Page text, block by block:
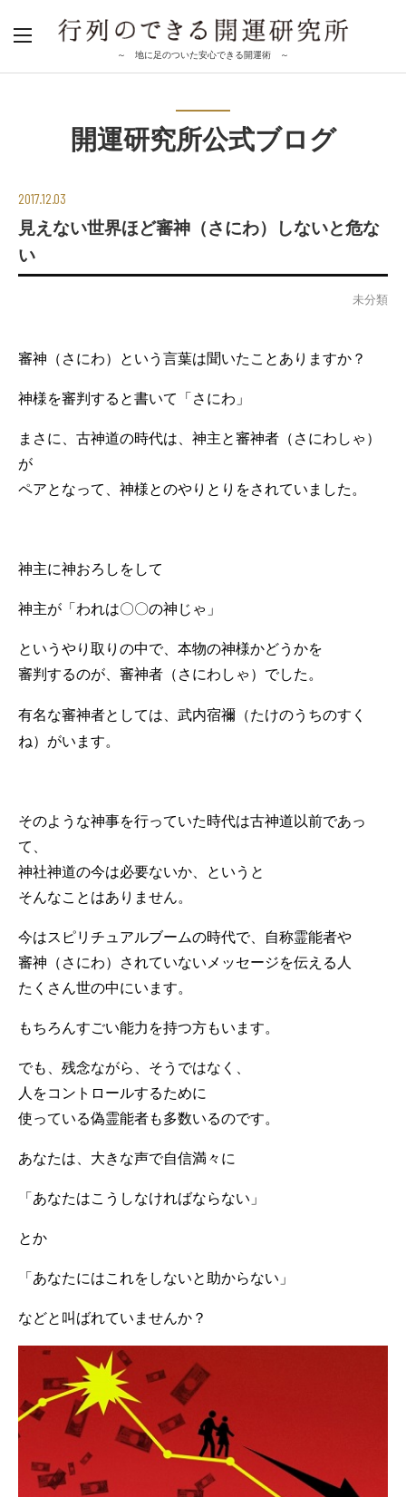
～ 地に足のついた安心できる開運術 ～
開運研究所公式ブログ
2017.12.03
見えない世界ほど審神（さにわ）しないと危な
い
未分類
審神（さにわ）という言葉は聞いたことありますか？
神様を審判すると書いて「さにわ」
まさに、古神道の時代は、神主と審神者（さにわしゃ）
が
ペアとなって、神様とのやりとりをされていました。
神主に神おろしをして
神主が「われは〇〇の神じゃ」
というやり取りの中で、本物の神様かどうかを
審判するのが、審神者（さにわしゃ）でした。
有名な審神者としては、 武内宿禰（たけのうちのすく
ね）がいます。
そのような神事を行っていた時代は古神道以前であっ
て、
神社神道の今は必要ないか、というと
そんなことはありません。
今はスピリチュアルブームの時代で、自称霊能者や
審神（さにわ）されていないメッセージを伝える人
たくさん世の中にいます。
もちろんすごい能力を持つ方もいます。
でも、残念ながら、そうではなく、
人をコントロールするために
使っている偽霊能者も多数いるのです。
あなたは、大きな声で自信満々に
「あなたはこうしなければならない」
とか
「あなたにはこれをしないと助からない」
などと叫ばれていませんか？